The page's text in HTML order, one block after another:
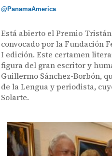
@PanamaAmerica
Está abierto el Premio
convocado por la Fundación
I edición. Este certamen
figura del gran escritor y
Guillermo Sánchez-Borbón,
de la Lengua y periodista,
Solarte.